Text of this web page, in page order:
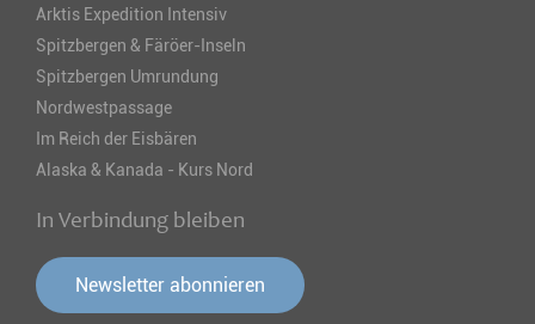
Arktis Expedition Intensiv
Spitzbergen & Färöer-Inseln
Spitzbergen Umrundung
Nordwestpassage
Im Reich der Eisbären
Alaska & Kanada - Kurs Nord
In Verbindung bleiben
Newsletter abonnieren